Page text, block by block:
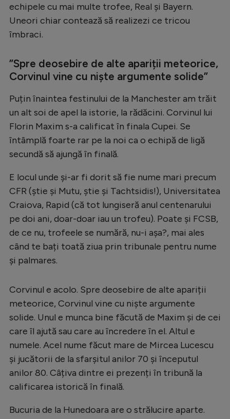
echipele cu mai multe trofee, Real și Bayern.
Uneori chiar contează să realizezi ce tricou
îmbraci.
”Spre deosebire de alte apariții meteorice,
Corvinul vine cu niște argumente solide”
Puțin înaintea festinului de la Manchester am trăit
un alt soi de apel la istorie, la rădăcini. Corvinul lui
Florin Maxim s-a calificat în finala Cupei. Se
întâmplă foarte rar pe la noi ca o echipă de ligă
secundă să ajungă în finală.
E locul unde și-ar fi dorit să fie nume mari precum
CFR (știe și Mutu, știe și Tachtsidis!), Universitatea
Craiova, Rapid (că tot lungiseră anul centenarului
pe doi ani, doar-doar iau un trofeu). Poate și FCSB,
de ce nu, trofeele se numără, nu-i așa?, mai ales
când te bați toată ziua prin tribunale pentru nume
și palmares.
Corvinul e acolo. Spre deosebire de alte apariții
meteorice, Corvinul vine cu niște argumente
solide. Unul e munca bine făcută de Maxim și de cei
care îl ajută sau care au încredere în el. Altul e
numele. Acel nume făcut mare de Mircea Lucescu
și jucătorii de la sfarșitul anilor 70 și începutul
anilor 80. Câțiva dintre ei prezenți în tribună la
calificarea istorică în finală.
Bucuria de la Hunedoara are o strălucire aparte.